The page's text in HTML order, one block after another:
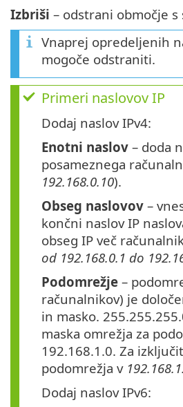
Izbriši – odstrani območje s
Vnaprej opredeljenih
mogoče odstraniti.
Primeri naslovov IP
Dodaj naslov IPv4:
Enotni naslov – doda
posameznega
192.168.0.10).
Obseg naslovov –
končni naslov IP
obseg IP več
od 192.168.0.1 do
Podomrežje –
računalnikov) je
in masko.
maska omrežja za
192.168.1.0. Za
podomrežja v
Dodaj naslov IPv6: